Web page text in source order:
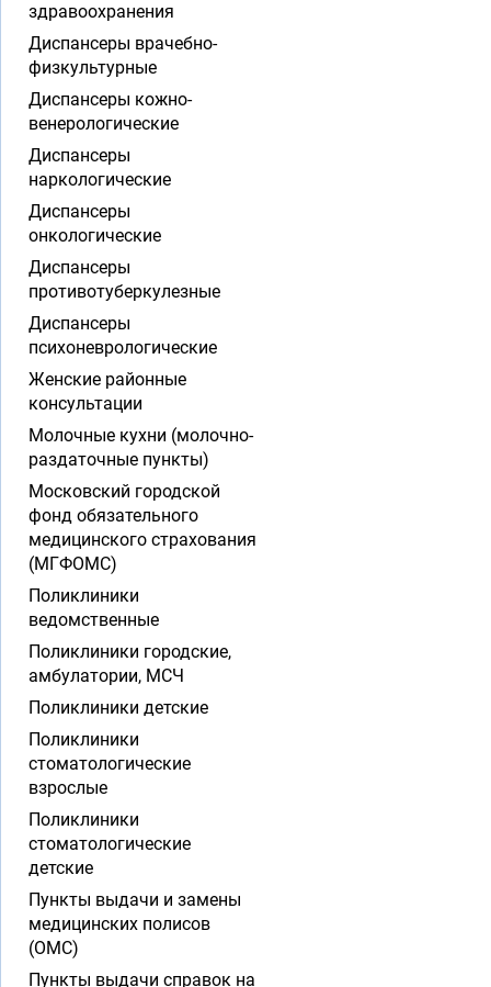
здравоохранения
Диспансеры врачебно-
физкультурные
Диспансеры кожно-
венерологические
Диспансеры
наркологические
Диспансеры
онкологические
Диспансеры
противотуберкулезные
Диспансеры
психоневрологические
Женские районные
консультации
Молочные кухни (молочно-
раздаточные пункты)
Московский городской
фонд обязательного
медицинского страхования
(МГФОМС)
Поликлиники
ведомственные
Поликлиники городские,
амбулатории, МСЧ
Поликлиники детские
Поликлиники
стоматологические
взрослые
Поликлиники
стоматологические
детские
Пункты выдачи и замены
медицинских полисов
(ОМС)
Пункты выдачи справок на